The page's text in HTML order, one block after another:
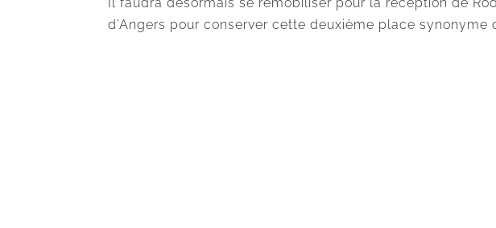
d’Angers pour conserver cette deuxième place synonyme